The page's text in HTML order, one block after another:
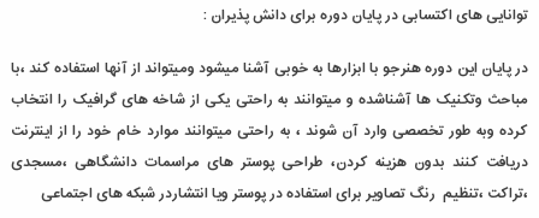
توانایی های اکتسابی در پایان دوره برای دانش پذیران :
در پایان این دوره هنرجو با ابزارها به خوبی آشنا میشود ومیتواند از آنها استفاده کند ،با
مباحث وتکنیک ها آشناشده و میتوانند به راحتی یکی از شاخه های گرافیک را انتخاب
کرده وبه طور تخصصی وارد آن شوند ، به راحتی میتوانند موارد خام خود را از اینترنت
دریافت کنند بدون هزینه کردن، طراحی پوستر های مراسمات دانشگاهی ،مسجدی
،تراکت ،تنظیم رنگ تصاویر برای استفاده در پوستر ویا انتشاردر شبکه های اجتماعی